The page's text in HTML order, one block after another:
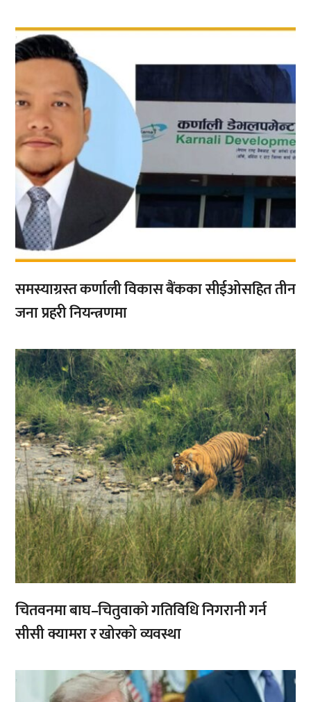
,
समस्याग्रस्त कर्णाली विकास बैंकका सीईओसहित तीन
जना प्रहरी नियन्त्रणमा
,
चितवनमा बाघ–चितुवाको गतिविधि निगरानी गर्न
सीसी क्यामरा र खोरको व्यवस्था